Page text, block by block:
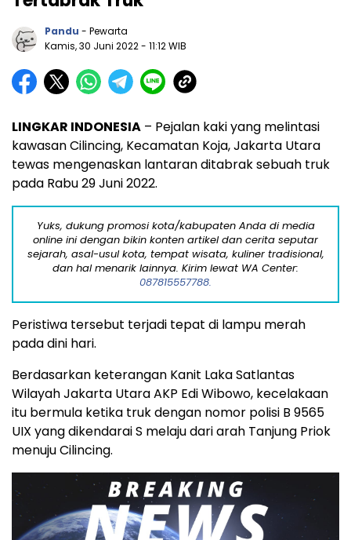
Pandu - Pewarta
Kamis, 30 Juni 2022- 11:12 WIB
LINGKAR INDONESIA – Pejalan kaki yang melintasi
kawasan Cilincing, Kecamatan Koja, Jakarta Utara
tewas mengenaskan lantaran ditabrak sebuah truk
pada Rabu 29 Juni 2022.
Yuks, dukung promosi kota/kabupaten Anda di media
online ini dengan bikin konten artikel dan cerita seputar
sejarah, asal-usul kota, tempat wisata, kuliner tradisional,
dan hal menarik lainnya. Kirim lewat WA Center:
087815557788.
Peristiwa tersebut terjadi tepat di lampu merah
pada dini hari.
Berdasarkan keterangan Kanit Laka Satlantas
Wilayah Jakarta Utara AKP Edi Wibowo, kecelakaan
itu bermula ketika truk dengan nomor polisi B 9565
UIX yang dikendarai S melaju dari arah Tanjung Priok
menuju Cilincing.